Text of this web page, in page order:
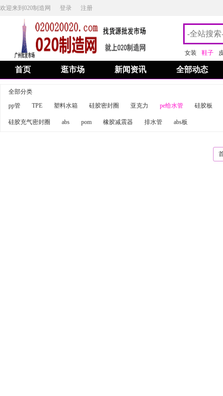
欢迎来到020制造网 登录 注册
女装 鞋子
首页 逛市场 新闻资讯 全部动态
全部分类
pp管
TPE 塑料水箱 硅胶密封圈 亚克力 pe给水管 硅胶板
硅胶充气密封圈 abs pom 橡胶减震器 排水管 abs板